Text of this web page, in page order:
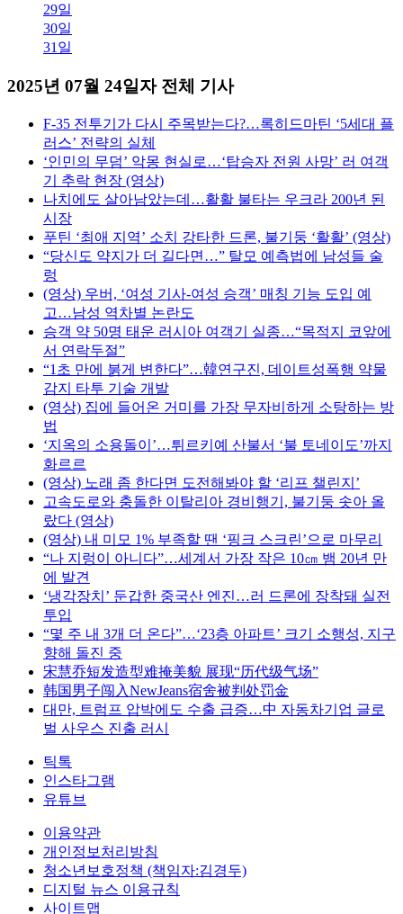
29일
30일
31일
2025년 07월 24일자 전체 기사
F-35 전투기가 다시 주목받는다?…록히드마틴 ‘5세대 플
러스’ 전략의 실체
‘인민의 무덤’ 악몽 현실로…‘탑승자 전원 사망’ 러 여객
기 추락 현장 (영상)
나치에도 살아남았는데…활활 불타는 우크라 200년 된
시장
푸틴 ‘최애 지역’ 소치 강타한 드론, 불기둥 ‘활활’ (영상)
“당신도 약지가 더 길다면…” 탈모 예측법에 남성들 술
렁
(영상) 우버, ‘여성 기사-여성 승객’ 매칭 기능 도입 예
고…남성 역차별 논란도
승객 약 50명 태운 러시아 여객기 실종…“목적지 코앞에
서 연락두절”
“1초 만에 붉게 변한다”…韓연구진, 데이트성폭행 약물
감지 타투 기술 개발
(영상) 집에 들어온 거미를 가장 무자비하게 소탕하는 방
법
‘지옥의 소용돌이’…튀르키예 산불서 ‘불 토네이도’까지
화르르
(영상) 노래 좀 한다면 도전해봐야 할 ‘리프 챌린지’
고속도로와 충돌한 이탈리아 경비행기, 불기둥 솟아 올
랐다 (영상)
(영상) 내 미모 1% 부족할 땐 ‘핑크 스크린’으로 마무리
“나 지렁이 아니다”…세계서 가장 작은 10㎝ 뱀 20년 만
에 발견
‘냉각장치’ 둔갑한 중국산 엔진…러 드론에 장착돼 실전
투입
“몇 주 내 3개 더 온다”…‘23층 아파트’ 크기 소행성, 지구
향해 돌진 중
宋慧乔短发造型难掩美貌 展现“历代级气场”
韩国男子闯入NewJeans宿舍被判处罚金
대만, 트럼프 압박에도 수출 급증…中 자동차기업 글로
벌 사우스 진출 러시
틱톡
인스타그램
유튜브
이용약관
개인정보처리방침
청소년보호정책 (책임자:김경두)
디지털 뉴스 이용규칙
사이트맵